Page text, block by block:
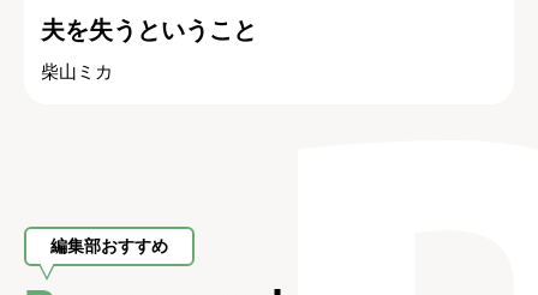
夫を失うということ
柴山ミカ
編集部おすすめ